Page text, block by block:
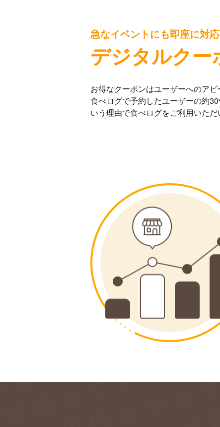
急なイベントにも即座に対
デジタルクー
お得なクーポンはユーザーへのアピ
食べログで予約したユーザーの約
いう理由で食べログをご利用いただ